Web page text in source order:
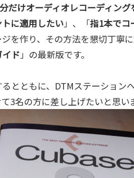
だけオーディオレコーディング
に適用したい」、「指1本でコ
ジを作り、その方法を懇切丁寧
ド 」の最新版です。
とともに、DTMステーション
3名の方に差し上げたいと思い